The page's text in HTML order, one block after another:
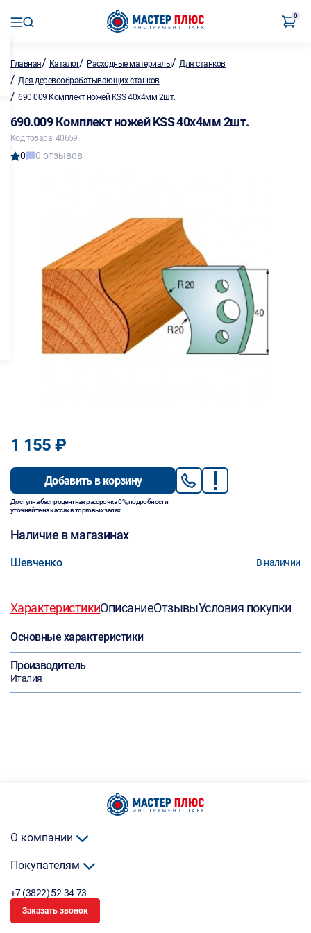
0
Главная/ Каталог/ Расходные материалы/Для станков
/ Для деревообрабатывающих станков
/ 690.009 Комплект ножей KSS 40х4мм 2шт.
690.009 Комплект ножей KSS 40х4мм 2шт.
Код товара: 40659
0 0 отзывов
1 155 ₽
Добавить в корзину
Доступна беспроцентная рассрочка 0%, подробности
уточняйте на кассах в торговых залах.
Наличие в магазинах
Шевченко В наличии
ХарактеристикиОписаниеОтзывыУсловия покупки
Основные характеристики
Производитель
Италия
О компании
Покупателям
+7 (3822) 52-34-73
Заказать звонок